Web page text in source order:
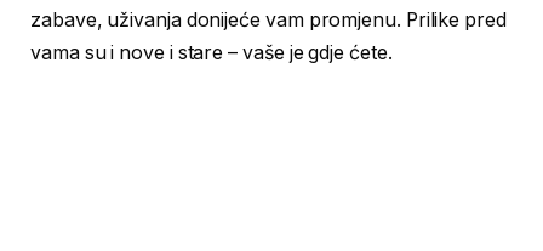
zabave, uživanja donijeće vam promjenu. Prilike pred
vama su i nove i stare – vaše je gdje ćete.